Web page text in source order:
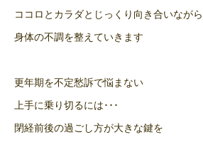
ココロとカラダとじっくり向き合いながら
身体の不調を整えていきます
更年期を不定愁訴で悩まない
上手に乗り切るには･･･
閉経前後の過ごし方が大きな鍵を